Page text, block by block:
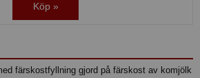
Köp »
färskostfyllning gjord på färskost av komjölk